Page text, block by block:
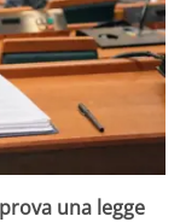
una legge